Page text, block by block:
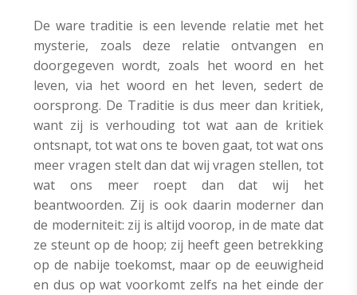
De ware traditie is een levende relatie met het
mysterie, zoals deze relatie ontvangen en
doorgegeven wordt, zoals het woord en het
leven, via het woord en het leven, sedert de
oorsprong. De Traditie is dus meer dan kritiek,
want zij is verhouding tot wat aan de kritiek
ontsnapt, tot wat ons te boven gaat, tot wat ons
meer vragen stelt dan dat wij vragen stellen, tot
wat ons meer roept dan dat wij het
beantwoorden. Zij is ook daarin moderner dan
de moderniteit: zij is altijd voorop, in de mate dat
ze steunt op de hoop; zij heeft geen betrekking
op de nabije toekomst, maar op de eeuwigheid
en dus op wat voorkomt zelfs na het einde der